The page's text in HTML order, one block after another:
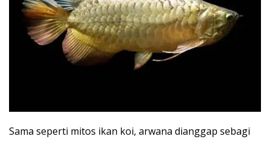
Sama seperti mitos ikan koi, arwana dianggap sebagi